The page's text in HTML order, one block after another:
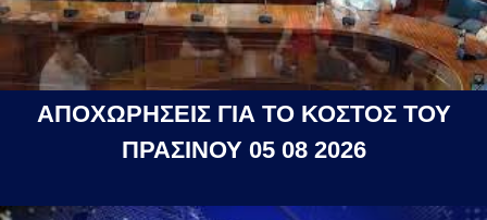
ΑΠΟΧΩΡΗΣΕΙΣ ΓΙΑ ΤΟ ΚΟΣΤΟΣ ΤΟΥ
ΠΡΑΣΙΝΟΥ 05 08 2026